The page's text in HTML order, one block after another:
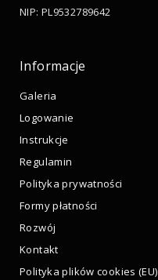
NIP: PL9532789642
Informacje
Galeria
Logowanie
Instrukcje
Regulamin
Polityka prywatności
Formy płatności
Rozwój
Kontakt
Polityka plików cookies (EU)